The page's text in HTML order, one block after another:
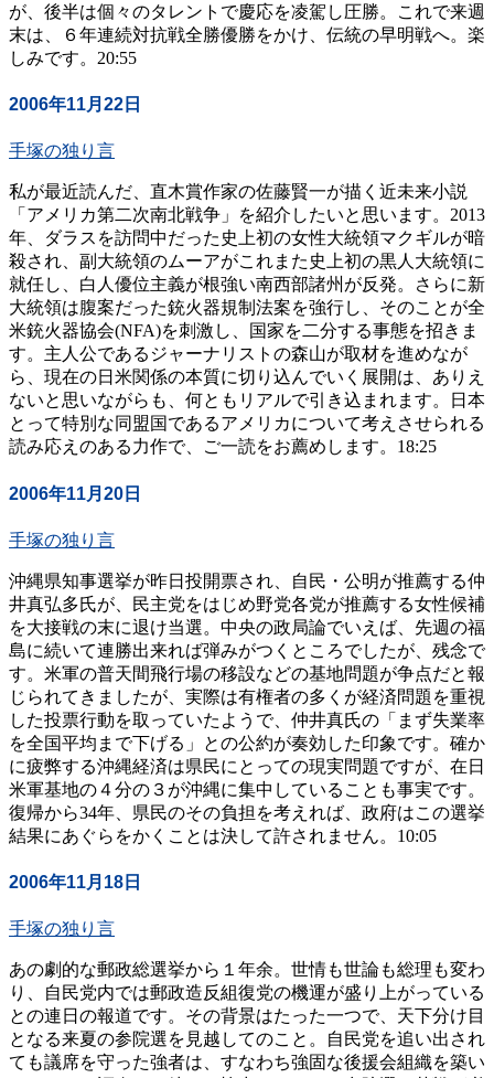
が、後半は個々のタレントで慶応を凌駕し圧勝。これで来週
末は、６年連続対抗戦全勝優勝をかけ、伝統の早明戦へ。楽
しみです。20:55
2006年11月22日
手塚の独り言
私が最近読んだ、直木賞作家の佐藤賢一が描く近未来小説
「アメリカ第二次南北戦争」を紹介したいと思います。2013
年、ダラスを訪問中だった史上初の女性大統領マクギルが暗
殺され、副大統領のムーアがこれまた史上初の黒人大統領に
就任し、白人優位主義が根強い南西部諸州が反発。さらに新
大統領は腹案だった銃火器規制法案を強行し、そのことが全
米銃火器協会(NFA)を刺激し、国家を二分する事態を招きま
す。主人公であるジャーナリストの森山が取材を進めなが
ら、現在の日米関係の本質に切り込んでいく展開は、ありえ
ないと思いながらも、何ともリアルで引き込まれます。日本
とって特別な同盟国であるアメリカについて考えさせられる
読み応えのある力作で、ご一読をお薦めします。18:25
2006年11月20日
手塚の独り言
沖縄県知事選挙が昨日投開票され、自民・公明が推薦する仲
井真弘多氏が、民主党をはじめ野党各党が推薦する女性候補
を大接戦の末に退け当選。中央の政局論でいえば、先週の福
島に続いて連勝出来れば弾みがつくところでしたが、残念で
す。米軍の普天間飛行場の移設などの基地問題が争点だと報
じられてきましたが、実際は有権者の多くが経済問題を重視
した投票行動を取っていたようで、仲井真氏の「まず失業率
を全国平均まで下げる」との公約が奏効した印象です。確か
に疲弊する沖縄経済は県民にとっての現実問題ですが、在日
米軍基地の４分の３が沖縄に集中していることも事実です。
復帰から34年、県民のその負担を考えれば、政府はこの選挙
結果にあぐらをかくことは決して許されません。10:05
2006年11月18日
手塚の独り言
あの劇的な郵政総選挙から１年余。世情も世論も総理も変わ
り、自民党内では郵政造反組復党の機運が盛り上がっている
との連日の報道です。その背景はたった一つで、天下分け目
となる来夏の参院選を見越してのこと。自民党を追い出され
ても議席を守った強者は、すなわち強固な後援会組織を築い